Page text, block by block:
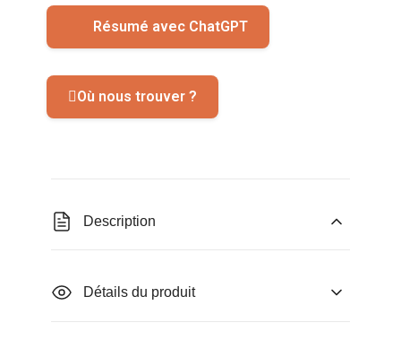
Résumé avec ChatGPT
Où nous trouver ?
Description
Détails du produit